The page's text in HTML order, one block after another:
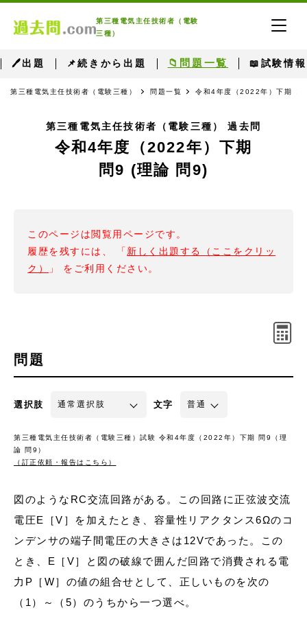
第三種電気主任技術者（電験
三種）
🖊出題 📌続きから出題 📁問題一覧 📖試験情報
第三種電気主任技術者（電験三種） 問題一覧 令和4年度（2022年）下期
第三種電気主任技術者（電験三種） 過去問
令和4年度（2022年）下期
問9 (理論 問9)
このページは閲覧用ページです。
履歴を残すには、 「 新しく出題する（ここをクリッ
ク）
」 をご利用ください。
問題
選択肢 文字
第三種電気主任技術者（電験三種）試験 令和4年度（2022年）下期 問9（理
論 問9）
（訂正依頼・報告はこちら）
図のようなRC交流回路がある。この回路に正弦波交流
電圧E［V］を加えたとき、容量性リアクタンス6Ωのコ
ンデンサの端子間電圧の大きさは12Vであった。この
とき、E［V］と図の破線で囲んだ回路で消費される電
力P［W］の値の組合せとして、正しいものを次の
（1）～（5）のうちから一つ選べ。